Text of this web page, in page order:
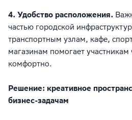
4. Удобство расположения.
частью городской
транспортным узлам, кафе,
магазинам помогает участникам
комфортно.
Решение: креативное
бизнес-задачам